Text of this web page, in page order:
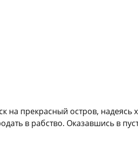
на прекрасный остров,
в рабство. Оказавшись в